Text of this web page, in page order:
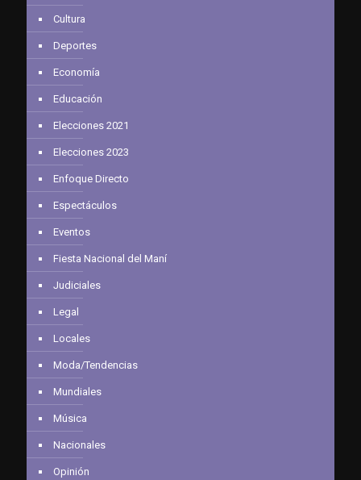
Cultura
Deportes
Economía
Educación
Elecciones 2021
Elecciones 2023
Enfoque Directo
Espectáculos
Eventos
Fiesta Nacional del Maní
Judiciales
Legal
Locales
Moda/Tendencias
Mundiales
Música
Nacionales
Opinión